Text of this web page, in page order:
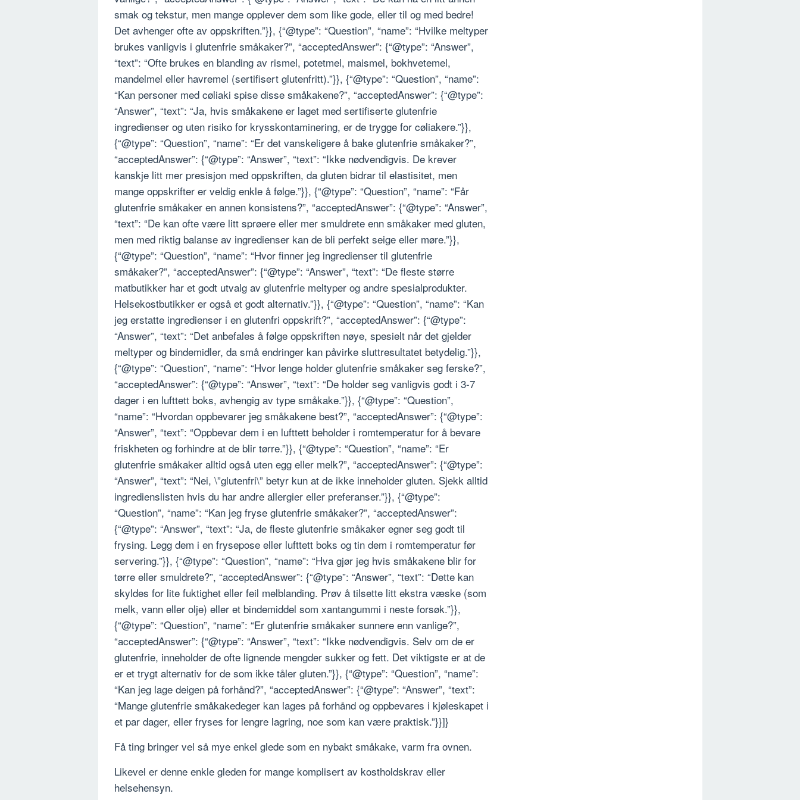
smak og tekstur, men mange opplever dem som like gode, eller til og med bedre!
Det avhenger ofte av oppskriften.”}}, {“@type”: “Question”, “name”: “Hvilke meltyper
brukes vanligvis i glutenfrie småkaker?”, “acceptedAnswer”: {“@type”: “Answer”,
“text”: “Ofte brukes en blanding av rismel, potetmel, maismel, bokhvetemel,
mandelmel eller havremel (sertifisert glutenfritt).”}}, {“@type”: “Question”, “name”:
“Kan personer med cøliaki spise disse småkakene?”, “acceptedAnswer”: {“@type”:
“Answer”, “text”: “Ja, hvis småkakene er laget med sertifiserte glutenfrie
ingredienser og uten risiko for krysskontaminering, er de trygge for cøliakere.”}},
{“@type”: “Question”, “name”: “Er det vanskeligere å bake glutenfrie småkaker?”,
“acceptedAnswer”: {“@type”: “Answer”, “text”: “Ikke nødvendigvis. De krever
kanskje litt mer presisjon med oppskriften, da gluten bidrar til elastisitet, men
mange oppskrifter er veldig enkle å følge.”}}, {“@type”: “Question”, “name”: “Får
glutenfrie småkaker en annen konsistens?”, “acceptedAnswer”: {“@type”: “Answer”,
“text”: “De kan ofte være litt sprøere eller mer smuldrete enn småkaker med gluten,
men med riktig balanse av ingredienser kan de bli perfekt seige eller møre.”}},
{“@type”: “Question”, “name”: “Hvor finner jeg ingredienser til glutenfrie
småkaker?”, “acceptedAnswer”: {“@type”: “Answer”, “text”: “De fleste større
matbutikker har et godt utvalg av glutenfrie meltyper og andre spesialprodukter.
Helsekostbutikker er også et godt alternativ.”}}, {“@type”: “Question”, “name”: “Kan
jeg erstatte ingredienser i en glutenfri oppskrift?”, “acceptedAnswer”: {“@type”:
“Answer”, “text”: “Det anbefales å følge oppskriften nøye, spesielt når det gjelder
meltyper og bindemidler, da små endringer kan påvirke sluttresultatet betydelig.”}},
{“@type”: “Question”, “name”: “Hvor lenge holder glutenfrie småkaker seg ferske?”,
“acceptedAnswer”: {“@type”: “Answer”, “text”: “De holder seg vanligvis godt i 3-7
dager i en lufttett boks, avhengig av type småkake.”}}, {“@type”: “Question”,
“name”: “Hvordan oppbevarer jeg småkakene best?”, “acceptedAnswer”: {“@type”:
“Answer”, “text”: “Oppbevar dem i en lufttett beholder i romtemperatur for å bevare
friskheten og forhindre at de blir tørre.”}}, {“@type”: “Question”, “name”: “Er
glutenfrie småkaker alltid også uten egg eller melk?”, “acceptedAnswer”: {“@type”:
“Answer”, “text”: “Nei, \”glutenfri\” betyr kun at de ikke inneholder gluten. Sjekk alltid
ingredienslisten hvis du har andre allergier eller preferanser.”}}, {“@type”:
“Question”, “name”: “Kan jeg fryse glutenfrie småkaker?”, “acceptedAnswer”:
{“@type”: “Answer”, “text”: “Ja, de fleste glutenfrie småkaker egner seg godt til
frysing. Legg dem i en frysepose eller lufttett boks og tin dem i romtemperatur før
servering.”}}, {“@type”: “Question”, “name”: “Hva gjør jeg hvis småkakene blir for
tørre eller smuldrete?”, “acceptedAnswer”: {“@type”: “Answer”, “text”: “Dette kan
skyldes for lite fuktighet eller feil melblanding. Prøv å tilsette litt ekstra væske (som
melk, vann eller olje) eller et bindemiddel som xantangummi i neste forsøk.”}},
{“@type”: “Question”, “name”: “Er glutenfrie småkaker sunnere enn vanlige?”,
“acceptedAnswer”: {“@type”: “Answer”, “text”: “Ikke nødvendigvis. Selv om de er
glutenfrie, inneholder de ofte lignende mengder sukker og fett. Det viktigste er at de
er et trygt alternativ for de som ikke tåler gluten.”}}, {“@type”: “Question”, “name”:
“Kan jeg lage deigen på forhånd?”, “acceptedAnswer”: {“@type”: “Answer”, “text”:
“Mange glutenfrie småkakedeger kan lages på forhånd og oppbevares i kjøleskapet i
et par dager, eller fryses for lengre lagring, noe som kan være praktisk.”}}]}
Få ting bringer vel så mye enkel glede som en nybakt småkake, varm fra ovnen.
Likevel er denne enkle gleden for mange komplisert av kostholdskrav eller
helsehensyn.